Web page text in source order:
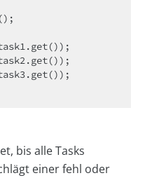
bis alle Tasks
einer fehl oder